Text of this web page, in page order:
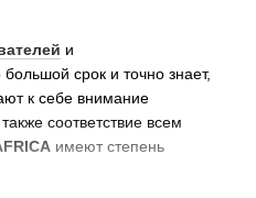
и
срок и точно знает,
к себе внимание
соответствие всем
имеют степень